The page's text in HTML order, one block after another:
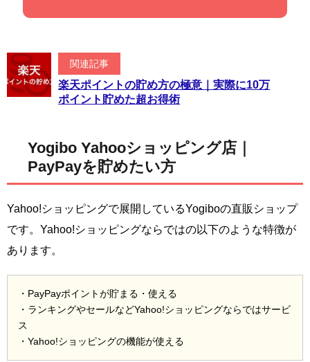
関連記事
楽天ポイントの貯め方の極意｜実際に10万
ポイント貯めた超お得術
Yogibo Yahooショッピング店｜
PayPayを貯めたい方
Yahoo!ショッピングで展開しているYogiboの直販ショップ
です。Yahoo!ショッピングならではの以下のような特徴が
あります。
・PayPayポイントが貯まる・使える
・ランキングやセールなどYahoo!ショッピングならではサービ
ス
・Yahoo!ショッピングの機能が使える